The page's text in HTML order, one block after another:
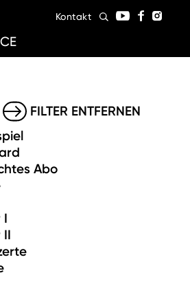
Kontakt
Abo
I
FILTER ENTFERNEN